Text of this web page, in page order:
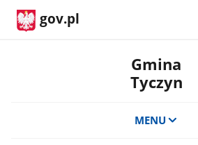
gov.pl
Gmina
Tyczyn
MENU